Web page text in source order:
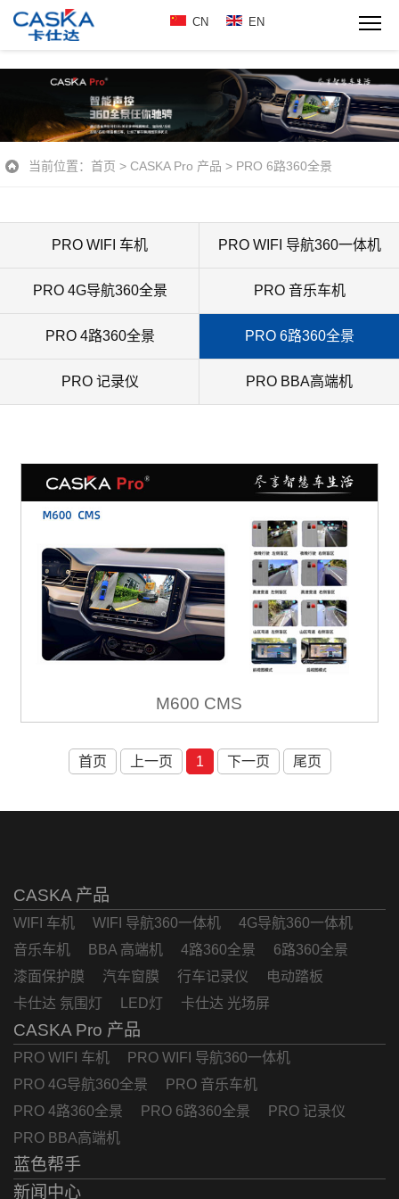
CN EN
当前位置： 首页 > CASKA Pro 产品 > PRO 6路360全景
PRO WIFI 车机 PRO WIFI 导航360一体机
PRO 4G导航360全景 PRO 音乐车机
PRO 4路360全景 PRO 6路360全景
PRO 记录仪 PRO BBA高端机
M600 CMS
首页 上一页 1 下一页 尾页
CASKA 产品
WIFI 车机 WIFI 导航360一体机
4G导航360一体机
音乐车机
BBA 高端机 4路360全景
6路360全景
漆面保护膜
汽车窗膜 行车记录仪
电动踏板
卡仕达 氛围灯
LED灯 卡仕达 光场屏
CASKA Pro 产品
PRO WIFI 车机
PRO WIFI 导航360一体机
PRO 4G导航360全景
PRO 音乐车机
PRO 4路360全景
PRO 6路360全景
PRO 记录仪
PRO BBA高端机
蓝色帮手
新闻中心